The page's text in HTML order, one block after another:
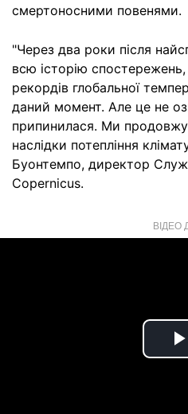
смертоносними повенями.
"Через два роки після
всю історію
рекордів глобальної
даний момент. Але це не
припинилася. Ми
наслідки потепління
Буонтемпо, директор
Copernicus.
ВІДЕО